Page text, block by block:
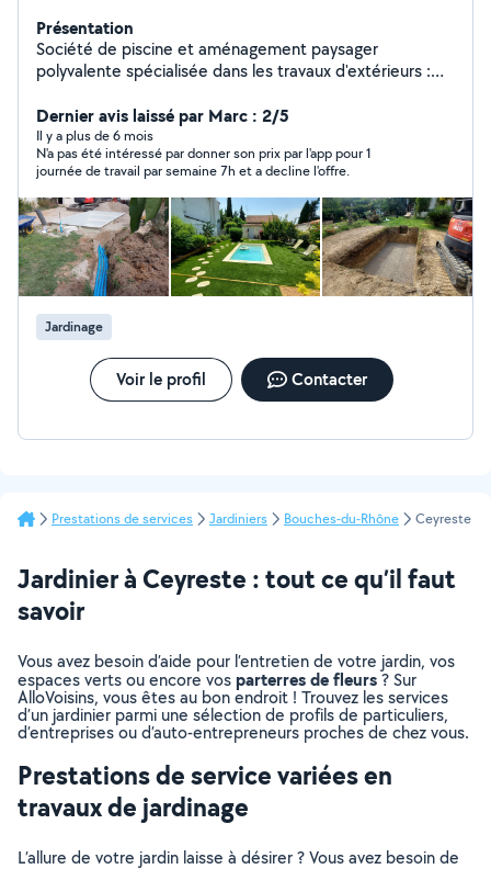
Présentation
Société de piscine et aménagement paysager
polyvalente spécialisée dans les travaux d'extérieurs :
polyester et béton , réparation et rénovation de piscine
, entretien de piscines et jardins.
Dernier avis laissé par Marc : 2/5
Il y a plus de 6 mois
N'a pas été intéressé par donner son prix par l'app pour 1
journée de travail par semaine 7h et a decline l'offre.
Jardinage
Voir le profil Contacter
Prestations de services Jardiniers Bouches-du-Rhône Ceyreste
Jardinier à Ceyreste : tout ce qu’il faut
savoir
Vous avez besoin d’aide pour l’entretien de votre jardin, vos
espaces verts ou encore vosparterres de fleurs? Sur
AlloVoisins, vous êtes au bon endroit ! Trouvez les services
d’un jardinier parmi une sélection de profils de particuliers,
d’entreprises ou d’auto-entrepreneurs proches de chez vous.
Prestations de service variées en
travaux de jardinage
L’allure de votre jardin laisse à désirer ? Vous avez besoin de